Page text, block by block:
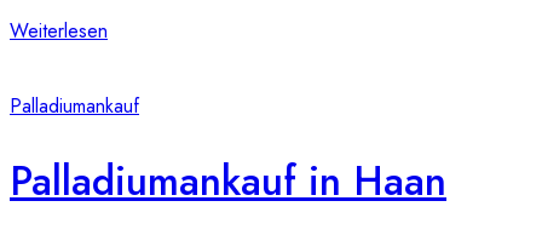
Weiterlesen
Palladiumankauf
Palladiumankauf in Haan